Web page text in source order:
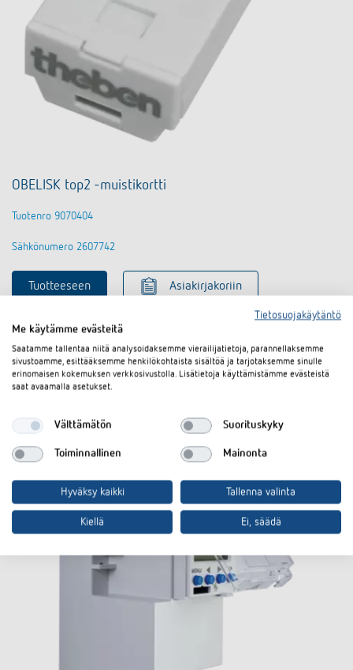
OBELISK top2 -muistikortti
Tuotenro 9070404
Sähkönumero 2607742
Tuotteeseen Asiakirjakoriin
Tekninen tietolehti
Tietosuojakäytäntö
Me käytämme evästeitä
Saatamme tallentaa niitä analysoidaksemme vierailijatietoja, parannellaksemme
sivustoamme, esittääksemme henkilökohtaista sisältöä ja tarjotaksemme sinulle
erinomaisen kokemuksen verkkosivustolla. Lisätietoja käyttämistämme evästeistä
saat avaamalla asetukset.
Välttämätön Suorituskyky
Toiminnallinen Mainonta
Hyväksy kaikki Tallenna valinta
Kiellä Ei, säädä